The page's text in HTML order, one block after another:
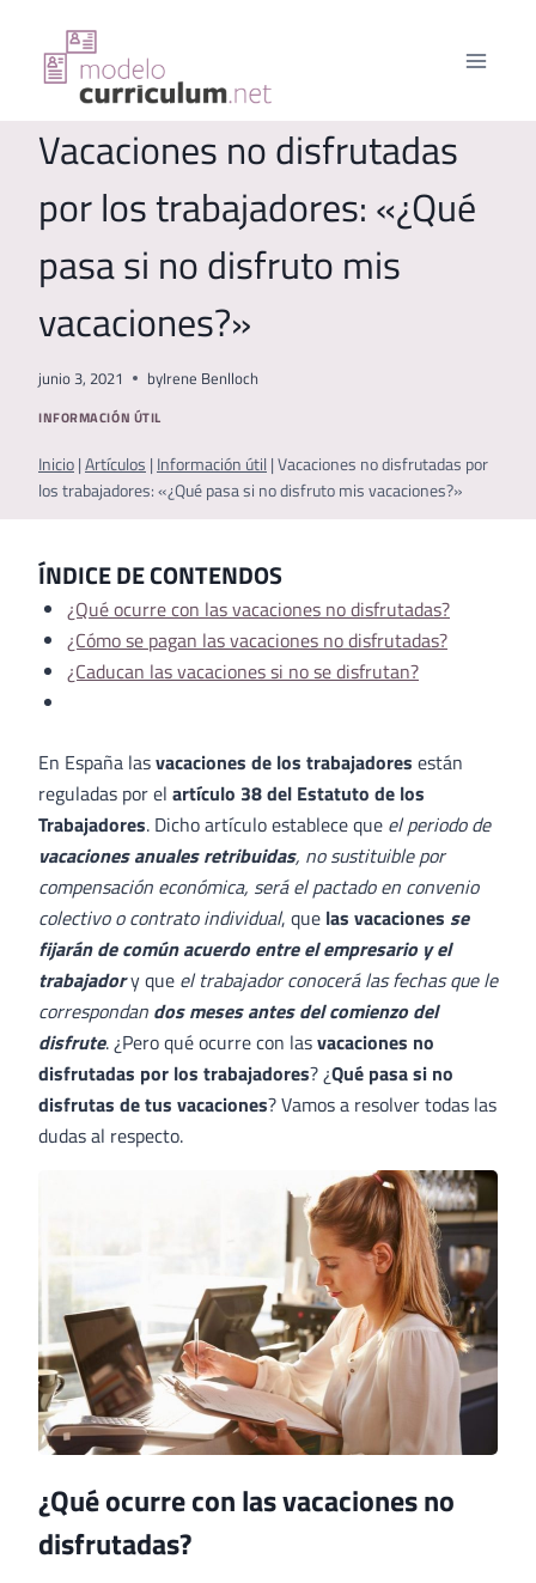
contenido
Vacaciones no disfrutadas
por los trabajadores: «¿Qué
pasa si no disfruto mis
vacaciones?»
junio 3, 2021 byIrene Benlloch
INFORMACIÓN ÚTIL
Inicio | Artículos | Información útil | Vacaciones no disfrutadas por
los trabajadores: «¿Qué pasa si no disfruto mis vacaciones?»
ÍNDICE DE CONTENDOS
¿Qué ocurre con las vacaciones no disfrutadas?
¿Cómo se pagan las vacaciones no disfrutadas?
¿Caducan las vacaciones si no se disfrutan?
En España lasvacaciones de los trabajadores están
reguladas por el artículo 38 del Estatuto de los
Trabajadores. Dicho artículo establece que el periodo de
vacacionesanuales retribuidas, no sustituible por
compensación económica, será el pactado en convenio
colectivo o contrato individual, que las vacaciones se
fijarán de común acuerdo entre el empresario y el
trabajadory que el trabajador conocerá las fechas que le
correspondan dos meses antes del comienzo del
disfrute. ¿Pero qué ocurre con lasvacaciones no
disfrutadas por los trabajadores? ¿Qué pasa si no
disfrutas de tus vacaciones? Vamos a resolver todas las
dudas al respecto.
¿Qué ocurre con las vacaciones no
disfrutadas?